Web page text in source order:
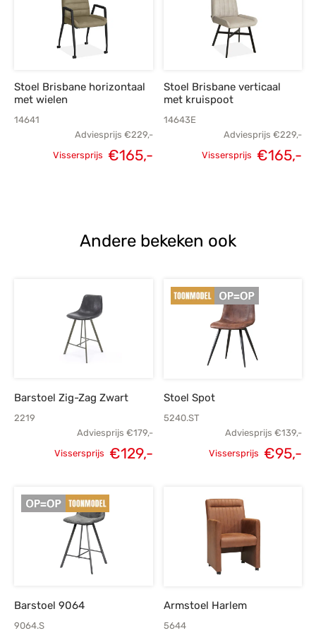
Stoel Brisbane horizontaal
met wielen
14641
Adviesprijs €229,-
Oorspronkelijke
Vissersprijs €165,-Huidige
Stoel Brisbane verticaal
met kruispoot
14643E
Adviesprijs €229,-
Oorspronkelijke
Vissersprijs €165,-
Andere bekeken ook
Barstoel Zig-Zag Zwart
2219
Adviesprijs €179,-
prijs was:
Vissersprijs €129,-
Stoel Spot
5240.ST
Adviesprijs €139,-
Oorspronkelijke
Vissersprijs €95,-
Barstoel 9064
9064.S
Armstoel Harlem
5644